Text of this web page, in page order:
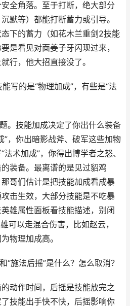
全角落。至于打断，绝大部分
默等）都能打断蓄力或引导。
下的蓄力（如花木兰重剑2技能
是看见对面姜子牙闪现过来，
行，他大招直接没了。
写的是“物理加成”，有些是“法
。技能加成决定了你出什么装备
”，你出暗影战斧、破军这些加物
术加成”，你得出博学者之怒、
装备。最离谱的是见过貂鸡
那哥们估计是把技能加成看成暴
击生效，大部分技能是不吃暴
雄属性面板看技能描述，别闭
可以走混合伤害，比如赵云，
物理加成高。
“施法后摇”是什么？怎么取消？
动作时间，后摇是技能放完之
技能出手快不快，后摇影响你